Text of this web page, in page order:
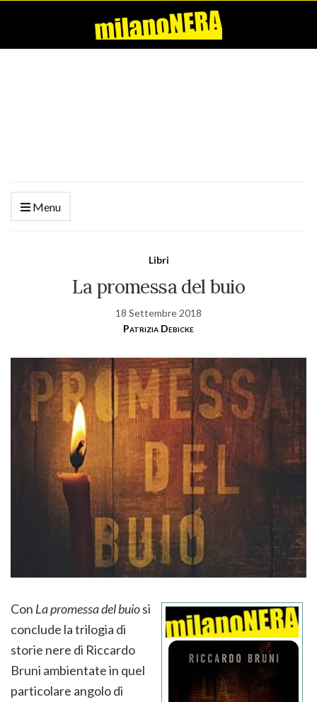
Menu
Libri
La promessa del buio
18 Settembre 2018
Patrizia Debicke
Con La promessa del buiosi
conclude la trilogia di
storie nere di Riccardo
Bruni ambientate in quel
particolare angolo di